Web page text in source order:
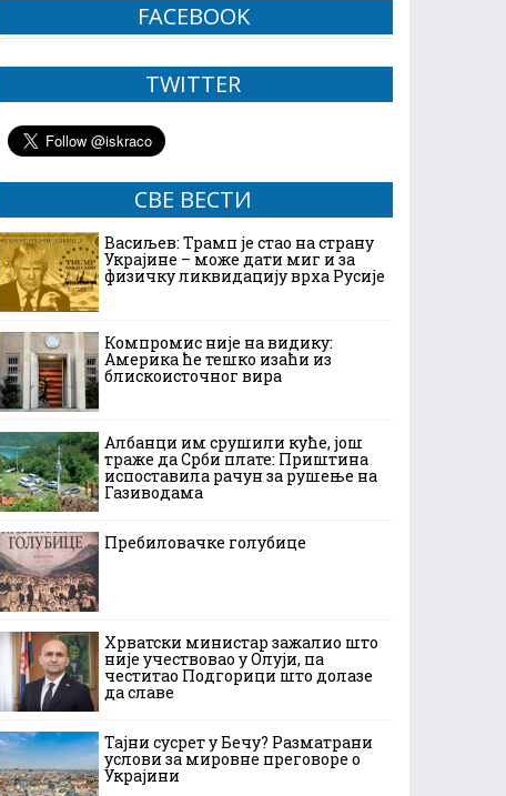
FACEBOOK
TWITTER
СВЕ ВЕСТИ
Васиљев: Трамп је стао на страну
Украјине – може дати миг и за
физичку ликвидацију врха Русије
Компромис није на видику:
Америка ће тешко изаћи из
блискоисточног вира
Албанци им срушили куће, још
траже да Срби плате: Приштина
испоставила рачун за рушење на
Газиводама
Пребиловачке голубице
Хрватски министар зажалио што
није учествовао у Олуји, па
честитао Подгорици што долазе
да славе
Тајни сусрет у Бечу? Разматрани
услови за мировне преговоре о
Украјини